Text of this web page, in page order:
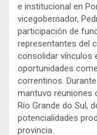
e institucional en
vicegobernador,
participación de
representantes del
consolidar vínculos
oportunidades
correntinos.
mantuvo reuniones
Río Grande do Sul,
potencialidades
provincia.